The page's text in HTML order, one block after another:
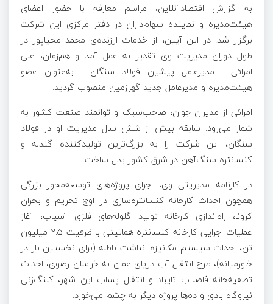
به گزارش اقتصادآنلاین، مراسم معارفه با حضور اعضای
هیئت‌مدیره و نماینده سهام‌داران در دفتر مرکزی این شرکت
برگزار شد. در این آیین، از خدمات ارزنده‌ی محمد محیاپور در
طول دوران مدیریت وی تقدیر به عمل آمد و هم‌زمان، علی
امرائی ـ مدیرعامل پیشین فولاد سنگان ـ به‌عنوان عضو
هیئت‌مدیره و مدیرعامل جدید گهرزمین منصوب گردید.
امرائی از مدیران جوان، صاحب‌سبک و توانمند صنعت کشور به
شمار می‌رود. سابقه بیش از شش سال مدیریت او در فولاد
سنگان، این شرکت را به بزرگ‌ترین تولیدکننده گندله و
کنسانتره سنگ‌آهن در شرق کشور بدل ساخت.
در کارنامه مدیریتی وی، اجرای پروژه‌های توسعه‌محور بزرگی
همچون احداث کارخانه کنسانتره‌سازی در اوج تحریم و بحران
کرونا، راه‌اندازی کارخانه تولید گلوله‌های فلزی آسیاب، آغاز
عملیات اجرایی کارخانه کنسانتره هماتیتی با ظرفیت ۲.۵ میلیون
تن، احداث سیستم مکانیزه انباشت باطله (برای نخستین بار در
خاورمیانه)، طرح انتقال آب دریای عمان به خراسان رضوی، احداث
تصفیه‌خانه فاضلاب تایباد و انتقال پساب این شهر، کلنگ‌زنی
نیروگاه بادی و ده‌ها پروژه دیگر به چشم می‌خورد.